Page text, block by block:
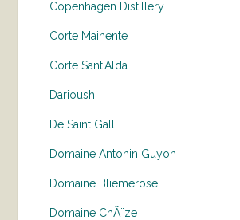
Copenhagen Distillery
Corte Mainente
Corte Sant'Alda
Darioush
De Saint Gall
Domaine Antonin Guyon
Domaine Bliemerose
Domaine ChÃ¨ze